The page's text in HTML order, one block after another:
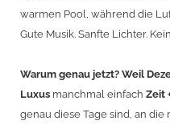
warmen Pool, während die
Gute Musik. Sanfte Lichter.
Warum genau jetzt? Weil
Luxus manchmal einfach Zeit
genau diese Tage sind, an die